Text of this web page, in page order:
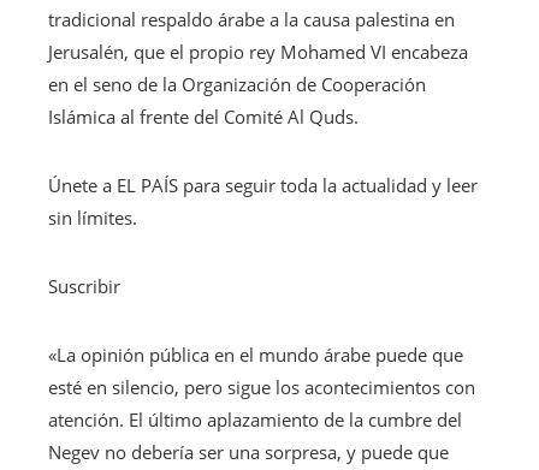
tradicional respaldo árabe a la causa palestina en
Jerusalén, que el propio rey Mohamed VI encabeza
en el seno de la Organización de Cooperación
Islámica al frente del Comité Al Quds.
Únete a EL PAÍS para seguir toda la actualidad y leer
sin límites.
Suscribir
«La opinión pública en el mundo árabe puede que
esté en silencio, pero sigue los acontecimientos con
atención. El último aplazamiento de la cumbre del
Negev no debería ser una sorpresa, y puede que